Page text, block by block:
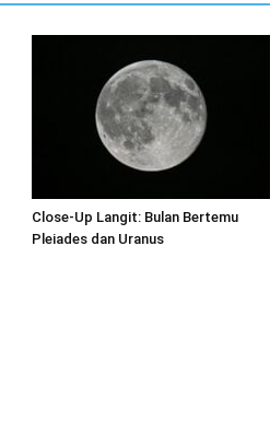
Close-Up Langit: Bulan Bertemu
Pleiades dan Uranus